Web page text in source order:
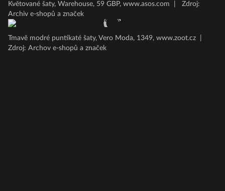
Květované šaty, Warehouse, 59 GBP, www.asos.com
Zdroj:
Archiv e-shopů a značek
Tmavě modré puntíkaté šaty, Vero Moda, 1349, www.zoot.cz
Zdroj: Archov e-shopů a značek